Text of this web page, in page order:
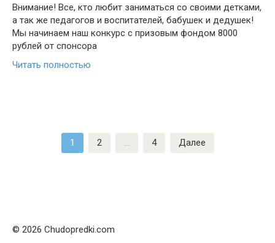
Внимание! Все, кто любит заниматься со своими детками,
а так же педагогов и воспитателей, бабушек и дедушек!
Мы начинаем наш конкурс с призовым фондом 8000
рублей от спонсора
Читать полностью
1 2 … 4 Далее
© 2026 Chudopredki.com